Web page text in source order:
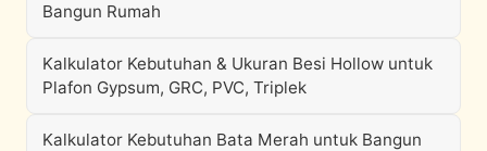
Bangun Rumah
Kalkulator Kebutuhan & Ukuran Besi Hollow untuk
Plafon Gypsum, GRC, PVC, Triplek
Kalkulator Kebutuhan Bata Merah untuk Bangun